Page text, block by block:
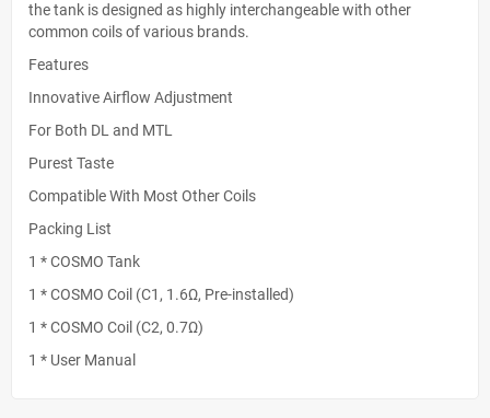
the tank is designed as highly interchangeable with other
common coils of various brands.
Features
Innovative Airflow Adjustment
For Both DL and MTL
Purest Taste
Compatible With Most Other Coils
Packing List
1 * COSMO Tank
1 * COSMO Coil (C1, 1.6Ω, Pre-installed)
1 * COSMO Coil (C2, 0.7Ω)
1 * User Manual